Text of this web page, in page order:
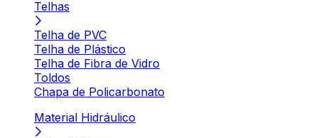
Telhas
Telha de PVC
Telha de Plástico
Telha de Fibra de Vidro
Toldos
Chapa de Policarbonato
Material Hidráulico